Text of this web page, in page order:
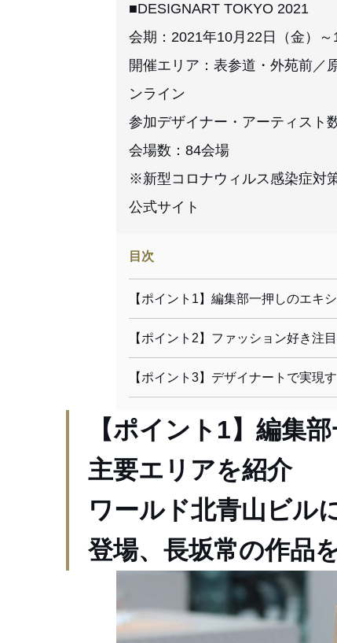
■DESIGNART TOKYO 2021
会期：2021年10月22日（金）～
開催エリア：表参道・外苑前／
ンライン
参加デザイナー・アーティスト
会場数：84会場
※新型コロナウィルス感染症対
公式サイト
目次
【ポイント1】編集部一押しのエキ
【ポイント2】ファッション好き注
【ポイント3】デザイナートで実現
【ポイント1】編集
主要エリアを紹介
ワールド北青山ビル
登場、長坂常の作品